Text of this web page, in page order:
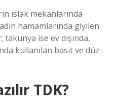
ıslak mekanlarında
hamamlarında giyilen
ise ev dışında,
kullanılan basit ve düz
TDK?